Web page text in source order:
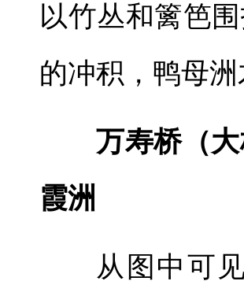
以竹丛和篱笆
的冲积，鸭母
万寿桥（
霞洲
从图中可